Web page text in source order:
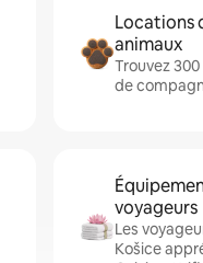
Locations
animaux
Trouvez
de
voyageurs
Les
Košice